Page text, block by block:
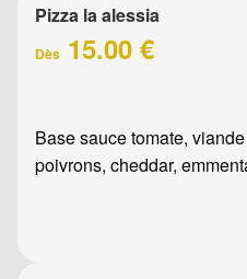
Pizza la alessia
Dès 15.00 €
Base sauce tomate,
poivrons, cheddar,